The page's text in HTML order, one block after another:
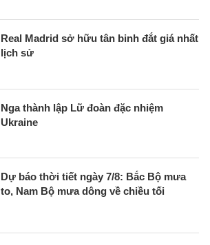
Real Madrid sở hữu tân binh đắt giá nhất
lịch sử
Nga thành lập Lữ đoàn đặc nhiệm
Ukraine
Dự báo thời tiết ngày 7/8: Bắc Bộ mưa
to, Nam Bộ mưa dông về chiều tối